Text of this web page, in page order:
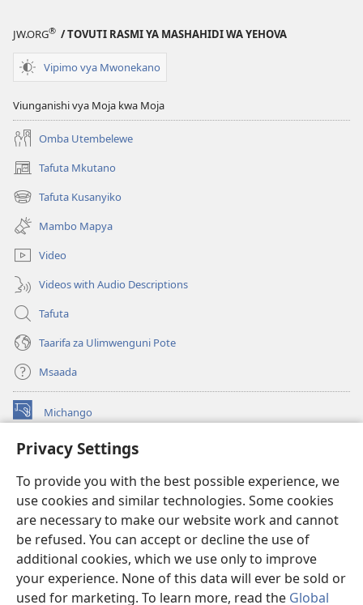
Privacy Settings
To provide you with the best possible experience, we
use cookies and similar technologies. Some cookies
are necessary to make our website work and cannot
be refused. You can accept or decline the use of
additional cookies, which we use only to improve
your experience. None of this data will ever be sold or
used for marketing. To learn more, read the Global
Imechukua
JW.ORG® / TOVUTI RASMI YA MASHAHIDI WA YEHOVA
Vipimo vya Mwonekano
Viunganishi vya Moja kwa Moja
Omba Utembelewe
Tafuta Mkutano
(opens
new
window)
Tafuta Kusanyiko
(opens
new
window)
Mambo Mapya
Video
Videos with Audio Descriptions
Tafuta
Taarifa za Ulimwenguni Pote
Msaada
Michango
(opens
window)Watchtower MAKTABA KWENYE MTANDAO™
new
window)JW Hub ®
(opens
new
window)
®
Watchtower Library